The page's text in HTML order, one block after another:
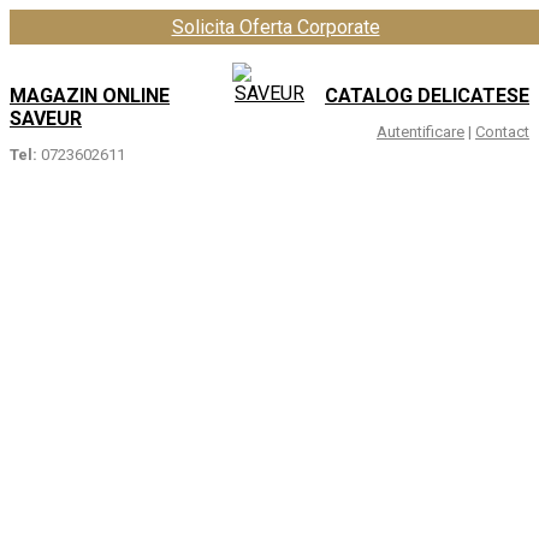
Solicita Oferta Corporate
MAGAZIN ONLINE
SAVEUR
Tel: 0723602611
CATALOG DELICATESE
Autentificare | Contact